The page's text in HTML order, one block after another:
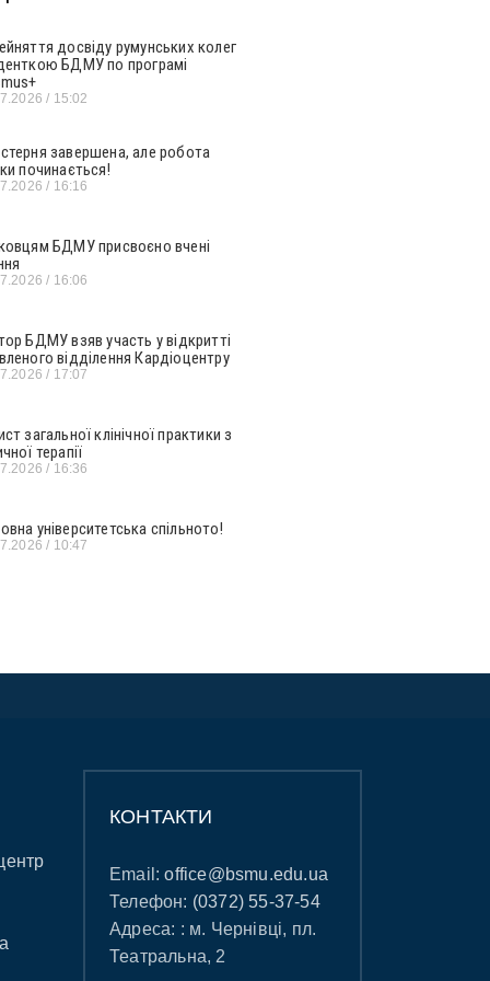
досвіду румунських колег
БДМУ по програмі
15:02
завершена, але робота
починається!
16:16
БДМУ присвоєно вчені
16:06
БДМУ взяв участь у відкритті
відділення Кардіоцентру
17:07
загальної клінічної практики з
терапії
16:36
університетська спільното!
10:47
КОНТАКТИ
Email:office@bsmu.edu.ua
Телефон: (0372) 55-37-54
Адреса: : м. Чернівці, пл.
Театральна, 2